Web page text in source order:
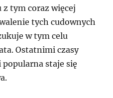
tym coraz więcej
tych cudownych
w tym celu
Ostatnimi czasy
staje się